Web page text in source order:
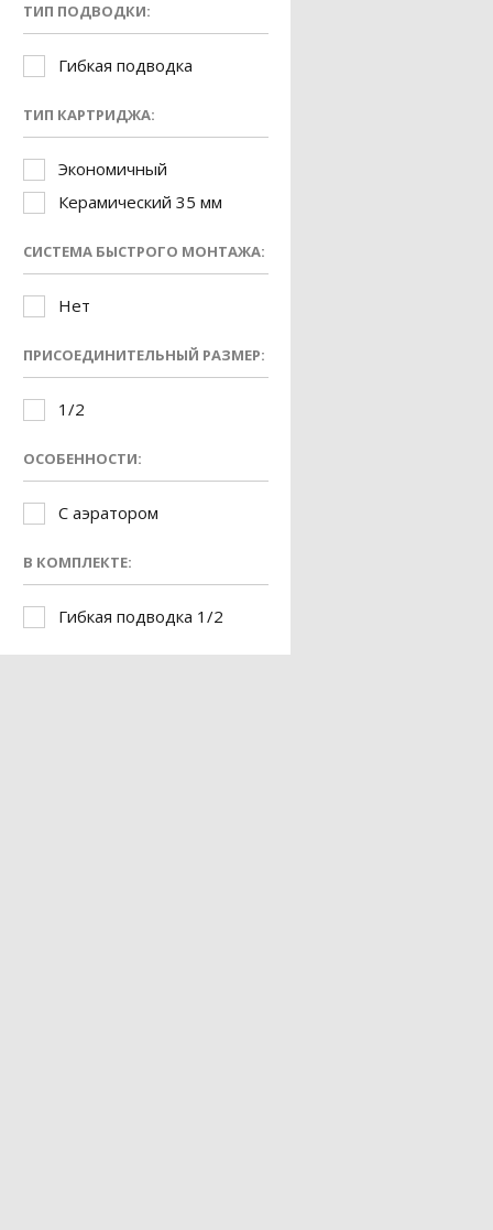
ТИП ПОДВОДКИ:
Гибкая подводка
ТИП КАРТРИДЖА:
Экономичный
Керамический 35 мм
СИСТЕМА БЫСТРОГО МОНТАЖА:
Нет
ПРИСОЕДИНИТЕЛЬНЫЙ РАЗМЕР:
1/2
ОСОБЕННОСТИ:
С аэратором
В КОМПЛЕКТЕ:
Гибкая подводка 1/2